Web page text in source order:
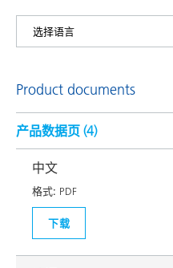
Product documents
产品数据页 (4)
中文
格式: PDF
下载